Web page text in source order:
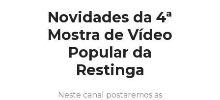
Novidades da 4ª
Mostra de Vídeo
Popular da
Restinga
Neste canal postaremos as